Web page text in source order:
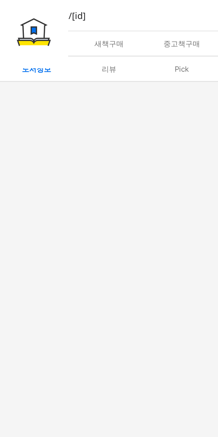
book/rent/[id]
대여 새책구매 중고책구매
도서정보 리뷰 Pick